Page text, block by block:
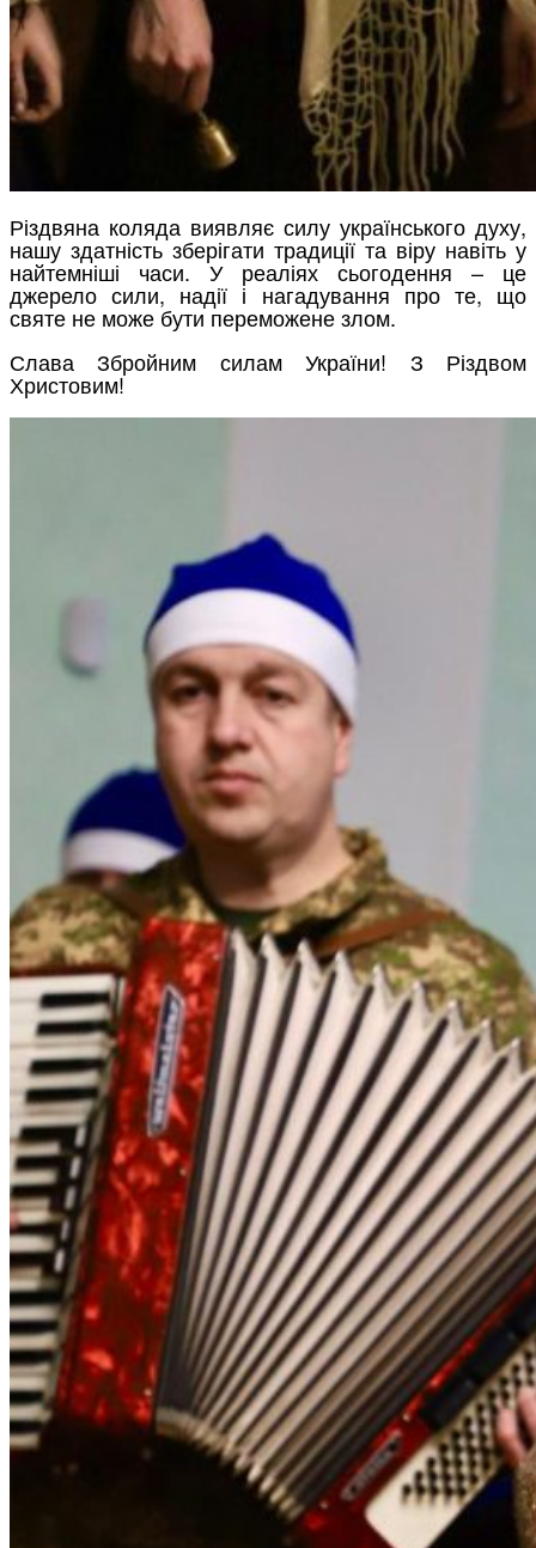
Різдвяна коляда виявляє силу українського духу,
нашу здатність зберігати традиції та віру навіть у
найтемніші часи. У реаліях сьогодення – це
джерело сили, надії і нагадування про те, що
святе не може бути переможене злом.
Слава Збройним силам України! З Різдвом
Христовим!